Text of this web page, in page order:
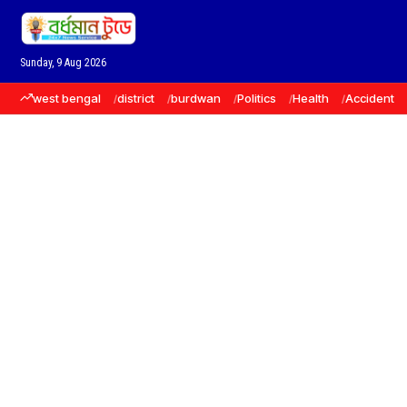
Sunday, 9 Aug 2026
west bengal district burdwan Politics Health Accident